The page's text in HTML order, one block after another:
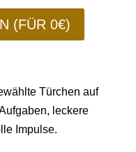
(FÜR 0€)
Türchen auf
leckere
Impulse.